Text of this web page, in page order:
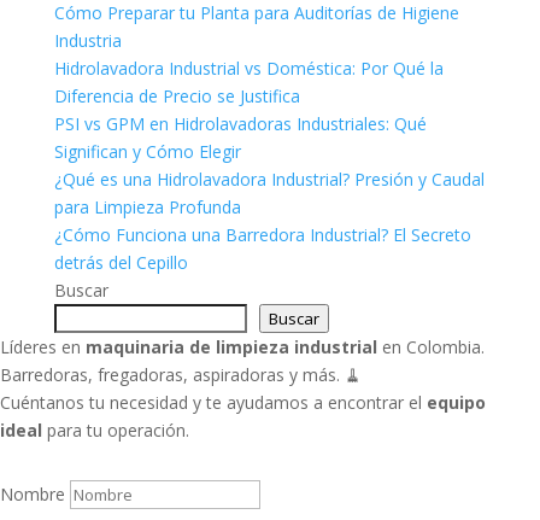
Cómo Preparar tu Planta para Auditorías de Higiene
Industria
Hidrolavadora Industrial vs Doméstica: Por Qué la
Diferencia de Precio se Justifica
PSI vs GPM en Hidrolavadoras Industriales: Qué
Significan y Cómo Elegir
¿Qué es una Hidrolavadora Industrial? Presión y Caudal
para Limpieza Profunda
¿Cómo Funciona una Barredora Industrial? El Secreto
detrás del Cepillo
Buscar
Buscar
Líderes en maquinaria de limpieza industrial en Colombia.
Barredoras, fregadoras, aspiradoras y más. 🧹
Cuéntanos tu necesidad y te ayudamos a encontrar el equipo
ideal para tu operación.
Nombre